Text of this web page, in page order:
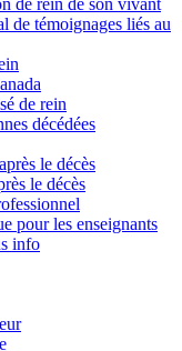
de rein de son vivant
de témoignages liés au
de rein
décédées
le décès
le décès
pour les enseignants
info